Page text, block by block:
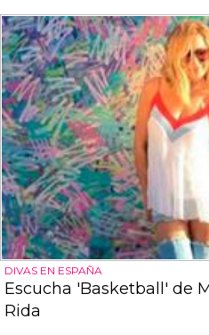
DIVAS EN ESPAÑA
Escucha 'Basketball' de
Rida